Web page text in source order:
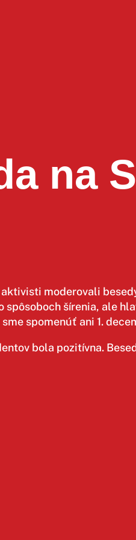
na
aktivisti moderovali
šírenia, ale
spomenúť ani 1.
bola pozitívna.